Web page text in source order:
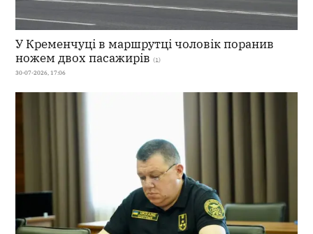
У Кременчуці в маршрутці чоловік поранив
ножем двох пасажирів (1)
30-07-2026, 17:06